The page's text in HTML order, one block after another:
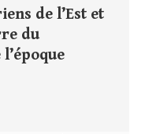
de l’Est et
du